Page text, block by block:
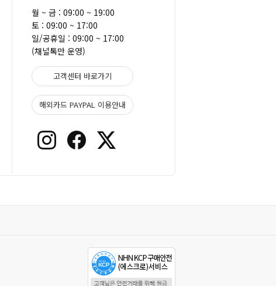
월 ~ 금 : 09:00 ~ 19:00
토 : 09:00 ~ 17:00
일/공휴일 : 09:00 ~ 17:00
(채널톡만 운영)
고객센터 바로가기
해외카드 PAYPAL 이용안내